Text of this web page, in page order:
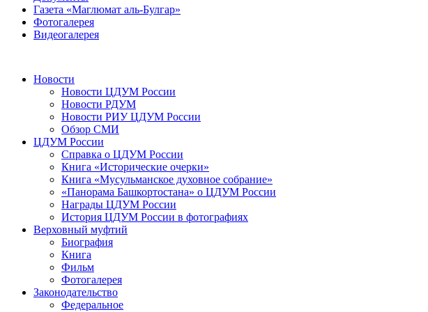
Газета «Маглюмат аль-Булгар»
Фотогалерея
Видеогалерея
Новости
Новости ЦДУМ России
Новости РДУМ
Новости РИУ ЦДУМ России
Обзор СМИ
ЦДУМ России
Справка о ЦДУМ России
Книга «Исторические очерки»
Книга «Мусульманское духовное собрание»
«Панорама Башкортостана» о ЦДУМ России
Награды ЦДУМ России
История ЦДУМ России в фотографиях
Верховный муфтий
Биография
Книга
Фильм
Фотогалерея
Законодательство
Федеральное